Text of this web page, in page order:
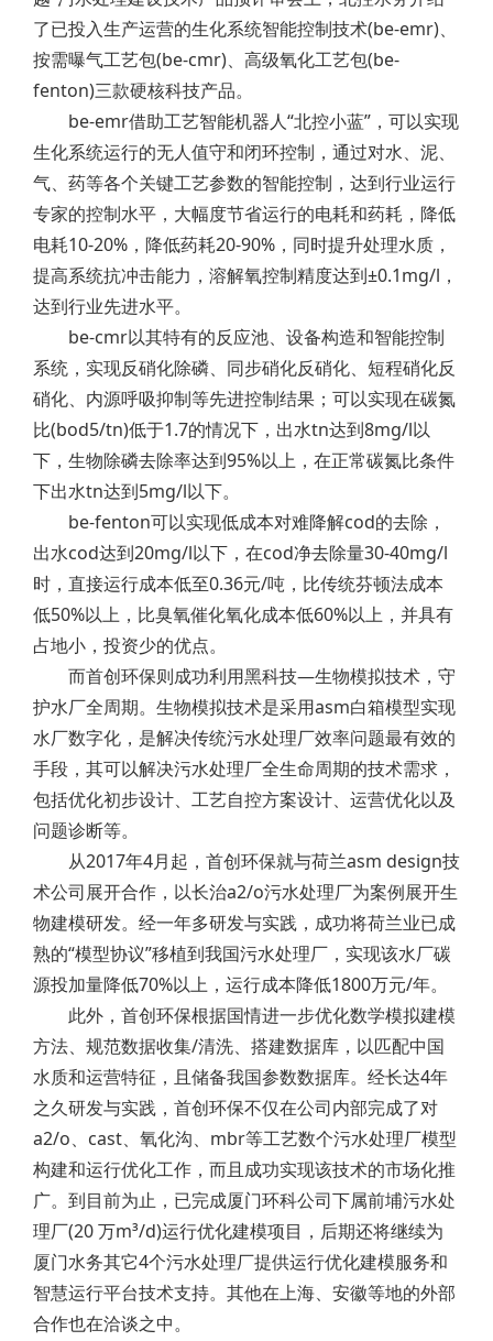
了已投入生产运营的生化系统智能控制技术(be-emr)、
按需曝气工艺包(be-cmr)、高级氧化工艺包(be-
fenton)三款硬核科技产品。
be-emr借助工艺智能机器人“北控小蓝”，可以实现
生化系统运行的无人值守和闭环控制，通过对水、泥、
气、药等各个关键工艺参数的智能控制，达到行业运行
专家的控制水平，大幅度节省运行的电耗和药耗，降低
电耗10-20%，降低药耗20-90%，同时提升处理水质，
提高系统抗冲击能力，溶解氧控制精度达到±0.1mg/l，
达到行业先进水平。
be-cmr以其特有的反应池、设备构造和智能控制
系统，实现反硝化除磷、同步硝化反硝化、短程硝化反
硝化、内源呼吸抑制等先进控制结果；可以实现在碳氮
比(bod5/tn)低于1.7的情况下，出水tn达到8mg/l以
下，生物除磷去除率达到95%以上，在正常碳氮比条件
下出水tn达到5mg/l以下。
be-fenton可以实现低成本对难降解cod的去除，
出水cod达到20mg/l以下，在cod净去除量30-40mg/l
时，直接运行成本低至0.36元/吨，比传统芬顿法成本
低50%以上，比臭氧催化氧化成本低60%以上，并具有
占地小，投资少的优点。
而首创环保则成功利用黑科技—生物模拟技术，守
护水厂全周期。生物模拟技术是采用asm白箱模型实现
水厂数字化，是解决传统污水处理厂效率问题最有效的
手段，其可以解决污水处理厂全生命周期的技术需求，
包括优化初步设计、工艺自控方案设计、运营优化以及
问题诊断等。
从2017年4月起，首创环保就与荷兰asm design技
术公司展开合作，以长治a2/o污水处理厂为案例展开生
物建模研发。经一年多研发与实践，成功将荷兰业已成
熟的“模型协议”移植到我国污水处理厂，实现该水厂碳
源投加量降低70%以上，运行成本降低1800万元/年。
此外，首创环保根据国情进一步优化数学模拟建模
方法、规范数据收集/清洗、搭建数据库，以匹配中国
水质和运营特征，且储备我国参数数据库。经长达4年
之久研发与实践，首创环保不仅在公司内部完成了对
a2/o、cast、氧化沟、mbr等工艺数个污水处理厂模型
构建和运行优化工作，而且成功实现该技术的市场化推
广。到目前为止，已完成厦门环科公司下属前埔污水处
理厂(20 万m³/d)运行优化建模项目，后期还将继续为
厦门水务其它4个污水处理厂提供运行优化建模服务和
智慧运行平台技术支持。其他在上海、安徽等地的外部
合作也在洽谈之中。